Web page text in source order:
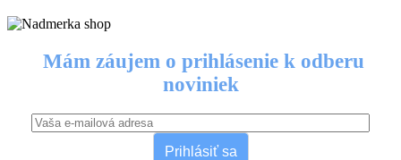
Mám záujem o prihlásenie k odberu
noviniek
Prihlásiť sa